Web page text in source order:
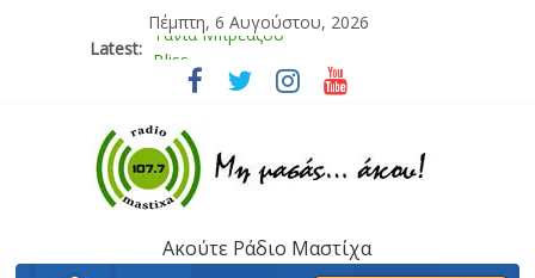
Πέμπτη, 6 Αυγούστου, 2026
Latest:
Bliss
Μάνος Τρυπιάς & Γιώργος Στρατάκης
Ιορδάνης Αγαπητός
Μαριάννα Μασάδη
Τάνια Μπρεάζου
Ακούτε Ράδιο Μαστίχα